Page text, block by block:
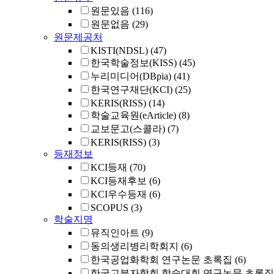
원문있음 (116)
원문없음 (29)
원문제공처
KISTI(NDSL) (47)
한국학술정보(KISS) (45)
누리미디어(DBpia) (41)
한국연구재단(KCI) (25)
KERIS(RISS) (14)
학술교육원(eArticle) (8)
교보문고(스콜라) (7)
KERIS(RISS) (3)
등재정보
KCI등재 (70)
KCI등재후보 (6)
KCI우수등재 (6)
SCOPUS (3)
학술지명
뮤직인아트 (9)
동의생리병리학회지 (6)
한국공업화학회 연구논문 초록집 (6)